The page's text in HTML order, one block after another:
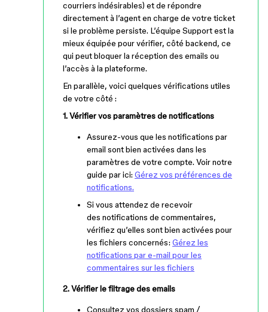
courriers indésirables) et de répondre
directement à l’agent en charge de votre ticket
si le problème persiste. L’équipe Support est la
mieux équipée pour vérifier, côté backend, ce
qui peut bloquer la réception des emails ou
l’accès à la plateforme.
En parallèle, voici quelques vérifications utiles
de votre côté :
1. Vérifier vos paramètres de notifications
Assurez-vous que les notifications par
email sont bien activées dans les
paramètres de votre compte. Voir notre
guide par ici: Gérez vos préférences de
notifications.
Si vous attendez de recevoir
des notifications de commentaires,
vérifiez qu’elles sont bien activées pour
les fichiers concernés: Gérez les
notifications par e-mail pour les
commentaires sur les fichiers
2. Vérifier le filtrage des emails
Consultez vos dossiers spam /